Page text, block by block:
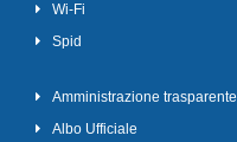
Wi-Fi
Spid
Amministrazione trasparente
Albo Ufficiale